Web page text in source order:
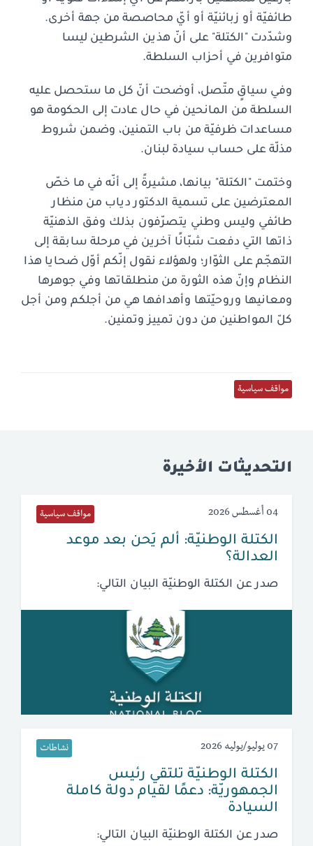
طائفيّة أو زبائنيّة أو أيّ محاصصة من جهة أخرى.
وشدّدت "الكتلة" على أنّ هذين الشرطين ليسا
متوافرين في أحزاب السلطة.
وفي سياقٍ متّصل، أوضحت أنّ كل ما ستحصل عليه
السلطة من المانحين في حال عادت إلى الحكومة هو
مساعدات ظرفيّة من باب التمنين، وضمن شروط
مذلّة على حساب سيادة لبنان.
وختمت "الكتلة" بيانها، مشيرةً إلى أنّه في ما خصّ
المعترضين على تسمية الدكتور دياب من منظار
طائفي وليس وطني يتصرّفون بذلك وفق الذهنيّة
ذاتها التي دفعت شبّانًا آخرين في مرحلة سابقة إلى
التهجّم على الثوّار؛ ولهؤلاء نقول إنّكم أوّل ضحايا هذا
النظام وإنّ هذه الثورة من منطلقاتها وفي جوهرها
ومعانيها وروحيّتها وأهدافها هي من أجلكم ومن أجل
كلّ المواطنين من دون تمييز وتمنين.
مواقف سياسية
التحديثات الأخيرة
04 أغسطس 2026 مواقف سياسية
الكتلة الوطنيّة: ألم يَحن بعد موعد
العدالة؟
صدر عن الكتلة الوطنيّة البيان التالي:
07 يوليو/يوليه 2026 نشاطات
الكتلة الوطنيّة تلتقي رئيس
الجمهوريّة: دعمًا لقيام دولة كاملة
السيادة
صدر عن الكتلة الوطنيّة البيان التالي: